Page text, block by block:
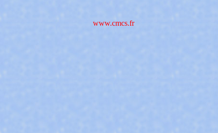
www.cmcs.fr